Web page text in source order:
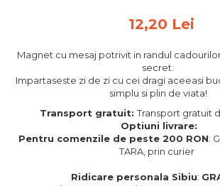
Felicitari din lemn
Felicitari pentru cei dragi
Rame foto din lemn
Camion din lemn
Papioane din lemn
12,20 Lei
Magnet cu mesaj potrivit in randul
secret.
Impartaseste zi de zi cu cei dragi aceeasi
simplu si plin de viata!
Transport gratuit:Transport gratuit
Optiuni livrare:
Pentru comenzile de peste 200 RON:
TARA, prin curier
Ridicare personala Sibiu: